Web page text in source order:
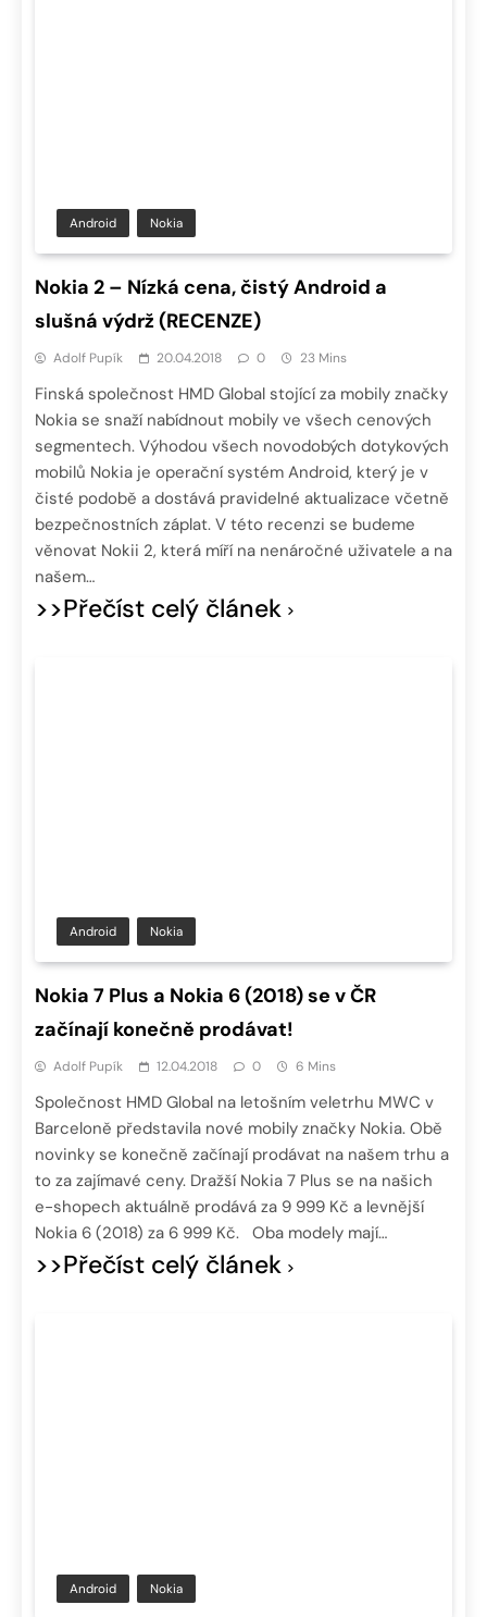
Android Nokia
Nokia 2 – Nízká cena, čistý Android a
slušná výdrž (RECENZE)
Adolf Pupík 20.04.2018 0 23 Mins
Finská společnost HMD Global stojící za mobily značky
Nokia se snaží nabídnout mobily ve všech cenových
segmentech. Výhodou všech novodobých dotykových
mobilů Nokia je operační systém Android, který je v
čisté podobě a dostává pravidelné aktualizace včetně
bezpečnostních záplat. V této recenzi se budeme
věnovat Nokii 2, která míří na nenáročné uživatele a na
našem…
>>Přečíst celý článek
Android Nokia
Nokia 7 Plus a Nokia 6 (2018) se v ČR
začínají konečně prodávat!
Adolf Pupík 12.04.2018 0 6 Mins
Společnost HMD Global na letošním veletrhu MWC v
Barceloně představila nové mobily značky Nokia. Obě
novinky se konečně začínají prodávat na našem trhu a
to za zajímavé ceny. Dražší Nokia 7 Plus se na našich
e-shopech aktuálně prodává za 9 999 Kč a levnější
Nokia 6 (2018) za 6 999 Kč. Oba modely mají…
>>Přečíst celý článek
Android Nokia